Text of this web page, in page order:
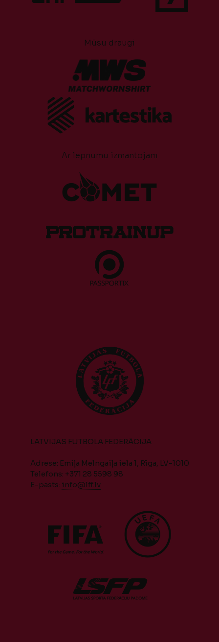
Mūsu draugi
Ar lepnumu izmantojam
LATVIJAS FUTBOLA FEDERĀCIJA
Adrese: Emiļa Melngaiļa iela 1, Rīga, LV-1010
Telefons: +371 28 5598 98
E-pasts: info@lff.lv